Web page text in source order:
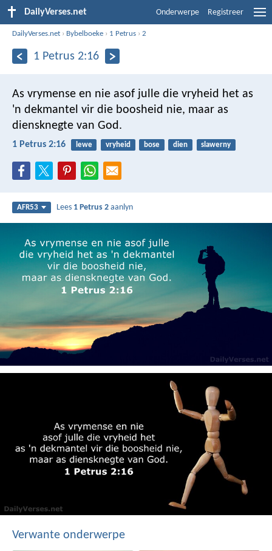
DailyVerses.net Onderwerpe Registreer
DailyVerses.net › Bybelboeke › 1 Petrus ›2
1 Petrus 2:16
As vrymense en nie asof julle die vryheid het as
'n dekmantel vir die boosheid nie, maar as
diensknegte van God.
1 Petrus 2:16 lewe vryheid bose dien slawerny
AFR53 Lees 1 Petrus 2 aanlyn
Verwante onderwerpe